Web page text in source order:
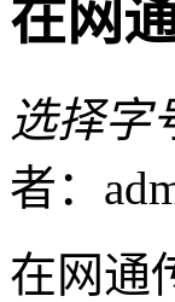
在网
选择字
者：
在网通